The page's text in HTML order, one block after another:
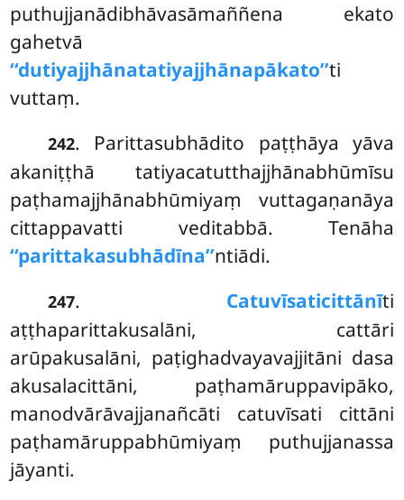
puthujjanādibhāvasāmaññena ekato
gahetvā
‘‘dutiyajjhānatatiyajjhānapākato’’ti
vuttaṃ.
242. Parittasubhādito paṭṭhāya yāva
akaniṭṭhā tatiyacatutthajjhānabhūmīsu
paṭhamajjhānabhūmiyaṃ vuttagaṇanāya
cittappavatti veditabbā. Tenāha
‘‘parittakasubhādīna’’ntiādi.
247. Catuvīsaticittānīti
aṭṭhaparittakusalāni, cattāri
arūpakusalāni, paṭighadvayavajjitāni dasa
akusalacittāni, paṭhamāruppavipāko,
manodvārāvajjanañcāti catuvīsati cittāni
paṭhamāruppabhūmiyaṃ puthujjanassa
jāyanti.